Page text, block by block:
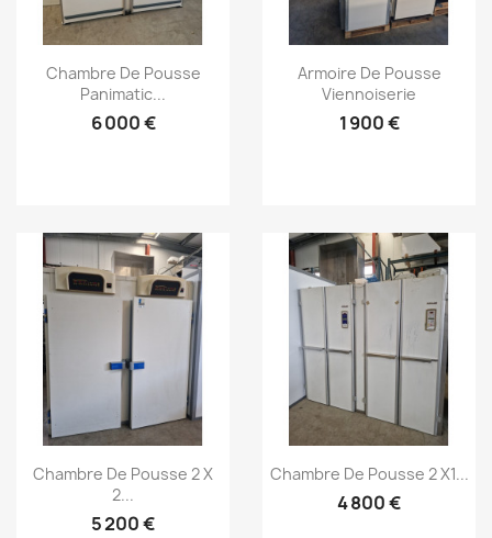
Aperçu rapide
Chambre De Pousse
Panimatic...
6 000 €
Aperçu rapide
Armoire De Pousse
Viennoiserie
1 900 €
Aperçu rapide
Chambre De Pousse 2 X
2...
5 200 €
Aperçu rapide
Chambre De Pousse 2 X1...
4 800 €